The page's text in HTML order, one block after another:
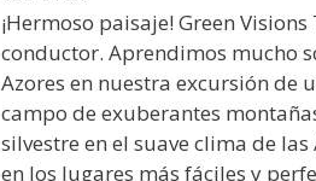
¡Hermoso paisaje! Green
conductor. Aprendimos mucho
Azores en nuestra excursión de
campo de exuberantes
silvestre en el suave clima de
en los lugares más fáciles y